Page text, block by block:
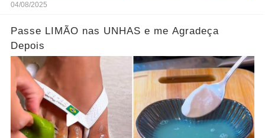
04/08/2025
Passe LIMÃO nas UNHAS e me Agradeça
Depois